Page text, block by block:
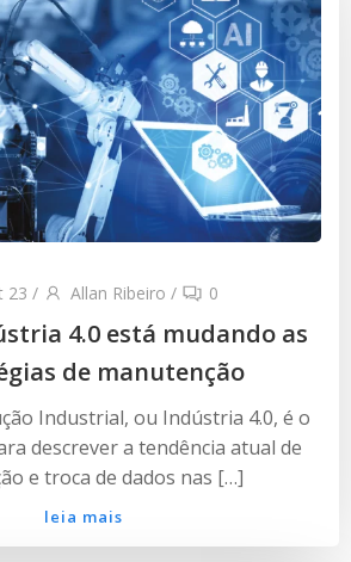
23 / Allan Ribeiro / 0
4.0 está mudando as
de manutenção
Industrial, ou Indústria 4.0, é o
descrever a tendência atual de
e troca de dados nas […]
leia mais